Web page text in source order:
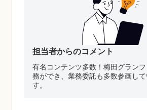
担当者からのコメント
有名コンテンツ多数！梅田グラン
務ができ、業務委託も多数参画し
す。